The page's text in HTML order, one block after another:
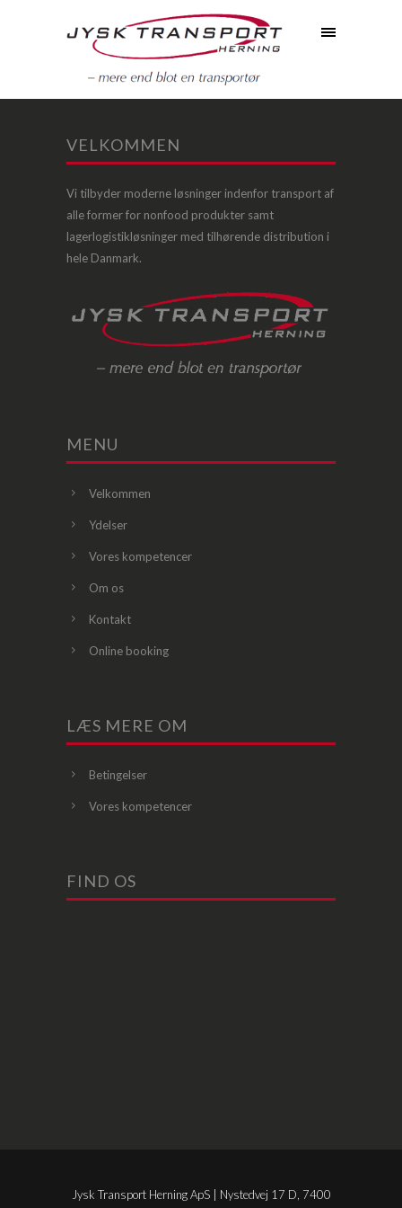
VELKOMMEN
Vi tilbyder moderne løsninger indenfor transport af
alle former for nonfood produkter samt
lagerlogistikløsninger med tilhørende distribution i
hele Danmark.
MENU
Velkommen
Ydelser
Vores kompetencer
Om os
Kontakt
Online booking
LÆS MERE OM
Betingelser
Vores kompetencer
FIND OS
Jysk Transport Herning ApS | Nystedvej 17 D, 7400